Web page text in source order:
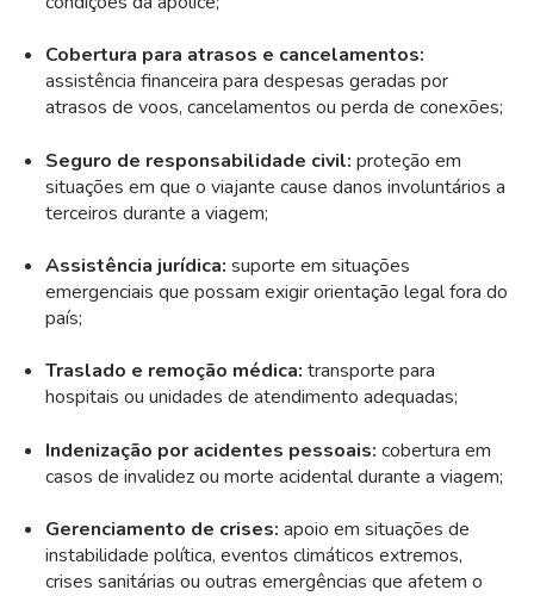
Cobertura para atrasos e cancelamentos:
assistência financeira para despesas geradas por
atrasos de voos, cancelamentos ou perda de conexões;
Seguro de responsabilidade civil: proteção em
situações em que o viajante cause danos involuntários a
terceiros durante a viagem;
Assistência jurídica: suporte em situações
emergenciais que possam exigir orientação legal fora do
país;
Traslado e remoção médica: transporte para
hospitais ou unidades de atendimento adequadas;
Indenização por acidentes pessoais: cobertura em
casos de invalidez ou morte acidental durante a viagem;
Gerenciamento de crises: apoio em situações de
instabilidade política, eventos climáticos extremos,
crises sanitárias ou outras emergências que afetem o